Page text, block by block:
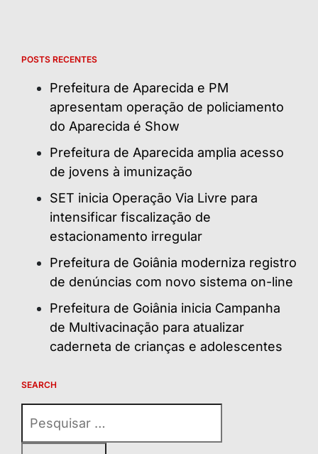
POSTS RECENTES
Prefeitura de Aparecida e PM
apresentam operação de policiamento
do Aparecida é Show
Prefeitura de Aparecida amplia acesso
de jovens à imunização
SET inicia Operação Via Livre para
intensificar fiscalização de
estacionamento irregular
Prefeitura de Goiânia moderniza registro
de denúncias com novo sistema on-line
Prefeitura de Goiânia inicia Campanha
de Multivacinação para atualizar
caderneta de crianças e adolescentes
SEARCH
por: